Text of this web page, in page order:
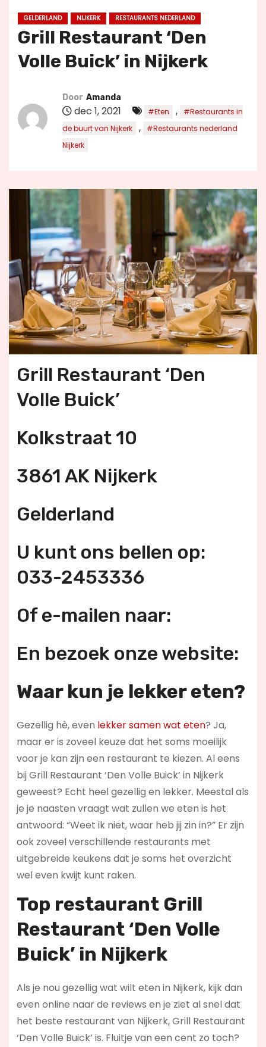
GELDERLAND NIJKERK RESTAURANTS NEDERLAND
Grill Restaurant ‘Den
Volle Buick’ in Nijkerk
Door Amanda
dec 1, 2021 #Eten ,
#Restaurants in
de buurt van Nijkerk
,
#Restaurants nederland
Nijkerk
Grill Restaurant ‘Den
Volle Buick’
Kolkstraat 10
3861 AK Nijkerk
Gelderland
U kunt ons bellen op:
033-2453336
Of e-mailen naar:
En bezoek onze website:
Waar kun je lekker eten?
Gezellig hè, even lekker samen wat eten? Ja,
maar er is zoveel keuze dat het soms moeilijk
voor je kan zijn een restaurant te kiezen. Al eens
bij Grill Restaurant ‘Den Volle Buick’ in Nijkerk
geweest? Echt heel gezellig en lekker. Meestal als
je je naasten vraagt wat zullen we eten is het
antwoord: “Weet ik niet, waar heb jij zin in?” Er zijn
ook zoveel verschillende restaurants met
uitgebreide keukens dat je soms het overzicht
wel even kwijt kunt raken.
Top restaurant Grill
Restaurant ‘Den Volle
Buick’ in Nijkerk
Als je nou gezellig wat wilt eten in Nijkerk, kijk dan
even online naar de reviews en je ziet al snel dat
het beste restaurant van Nijkerk, Grill Restaurant
‘Den Volle Buick’ is. Fluitje van een cent zo toch?